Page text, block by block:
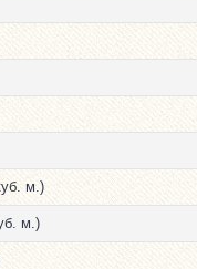
м.)
м.)